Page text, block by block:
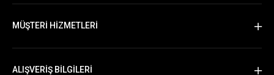
MÜŞTERİ HİZMETLERİ
ALIŞVERİŞ BİLGİLERİ